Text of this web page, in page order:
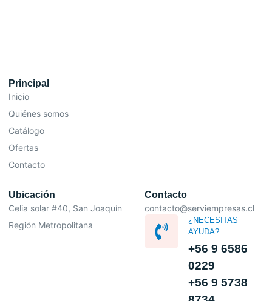
Principal
Inicio
Quiénes somos
Catálogo
Ofertas
Contacto
Ubicación
Celia solar #40, San Joaquín
Región Metropolitana
Contacto
contacto@serviempresas.cl
¿NECESITAS
AYUDA?
+56 9 6586
0229
+56 9 5738